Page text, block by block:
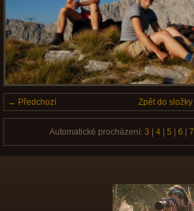
← Předchozí Zpět do složky
Automatické procházení: 3 4| 5 6 7